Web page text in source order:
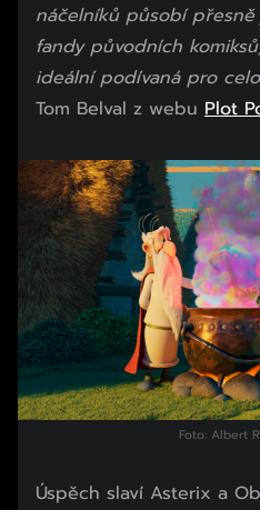
náčelníků působí
fandy původních
ideální podívaná pro
Tom Belval z webu Plot
Foto: Albert
Úspěch slaví Asterix a